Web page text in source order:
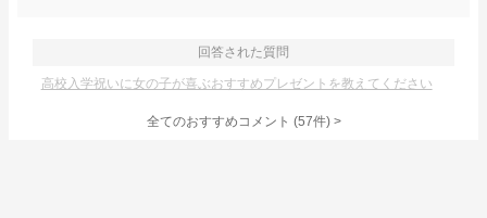
回答された質問
高校入学祝いに女の子が喜ぶおすすめプレゼントを教えてください
全てのおすすめコメント (57件) >